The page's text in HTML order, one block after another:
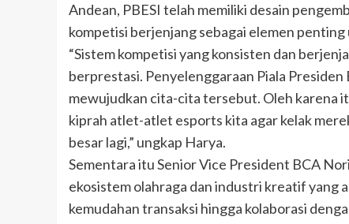
Andean, PBESI telah memiliki desain
kompetisi berjenjang sebagai elemen
“Sistem kompetisi yang konsisten dan
berprestasi. Penyelenggaraan Piala
mewujudkan cita-cita tersebut. Oleh karena
kiprah atlet-atlet esports kita agar kelak
besar lagi,” ungkap Harya.
Sementara itu Senior Vice President BCA
ekosistem olahraga dan industri kreatif yang
kemudahan transaksi hingga kolaborasi